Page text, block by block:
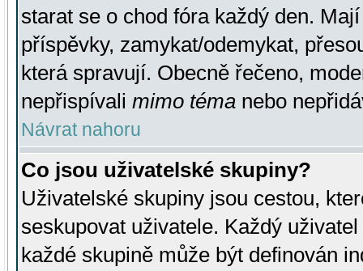
starat se o chod fóra každý den.
příspěvky, zamykat/odemykat,
která spravují. Obecně řečeno,
nepřispívali mimo téma nebo
Návrat nahoru
Co jsou uživatelské skupiny?
Uživatelské skupiny jsou cestou,
seskupovat uživatele. Každý
každé skupině může být definován